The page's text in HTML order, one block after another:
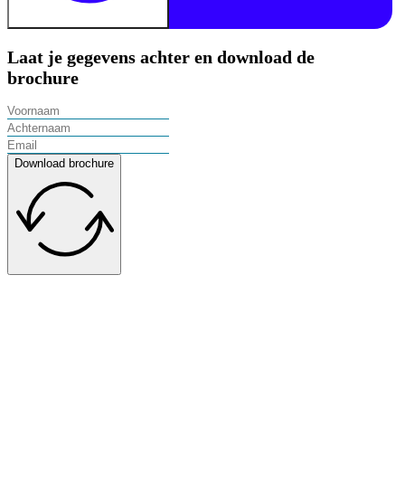
Laat je gegevens achter en download de
brochure
Download brochure